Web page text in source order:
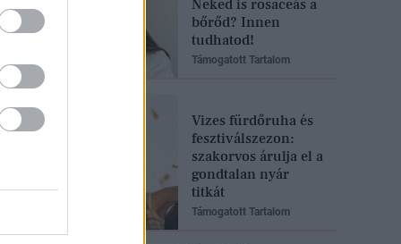
Neked is rosaceás a
bőrőd? Innen
tudhatod!
Támogatott Tartalom
Vizes fürdőruha és
fesztiválszezon:
szakorvos árulja el a
gondtalan nyár
titkát
Támogatott Tartalom